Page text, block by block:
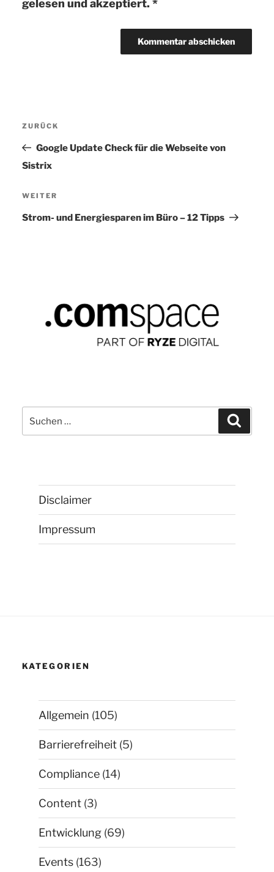
gelesen und akzeptiert. *
Vorheriger
Beitrag
ZURÜCK
Google Update Check für die Webseite von
Sistrix
Nächster
Beitrag
WEITER
Strom- und Energiesparen im Büro – 12 Tipps
Suchen
nach:
Disclaimer
Impressum
KATEGORIEN
Allgemein (105)
Barrierefreiheit (5)
Compliance (14)
Content (3)
Entwicklung (69)
Events (163)